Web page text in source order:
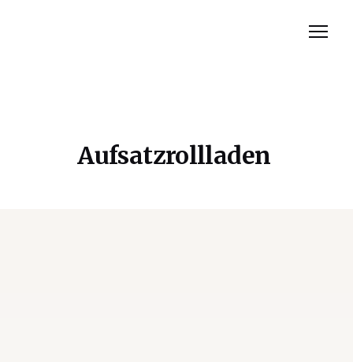
Rolltor
Aufsatzrollladen